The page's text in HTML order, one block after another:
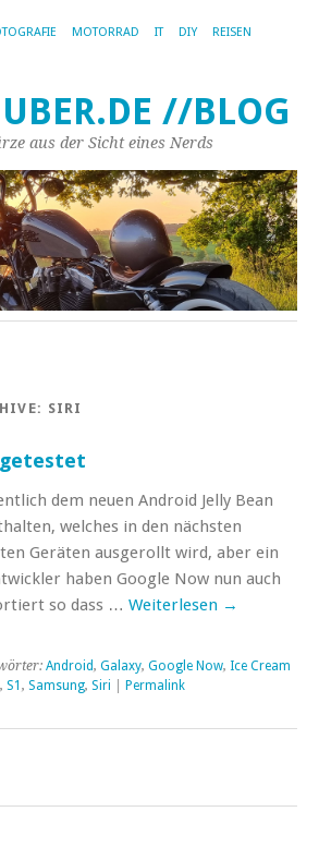
MOTORRAD IT DIY REISEN
//BLOG
aus der Sicht eines Nerds
SIRI
dem neuen Android Jelly Bean
welches in den nächsten
Geräten ausgerollt wird, aber ein
haben Google Now nun auch
so dass … Weiterlesen →
Android, Galaxy, Google Now, Ice Cream
, S1 , Samsung, Siri Permalink